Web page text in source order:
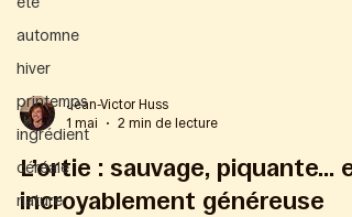
automne
hiver
printemps
ingrédient
céréale
nature
Jean-Victor Huss
1 mai
2 min de lecture
L’ortie : sauvage, piquante… et
incroyablement généreuse